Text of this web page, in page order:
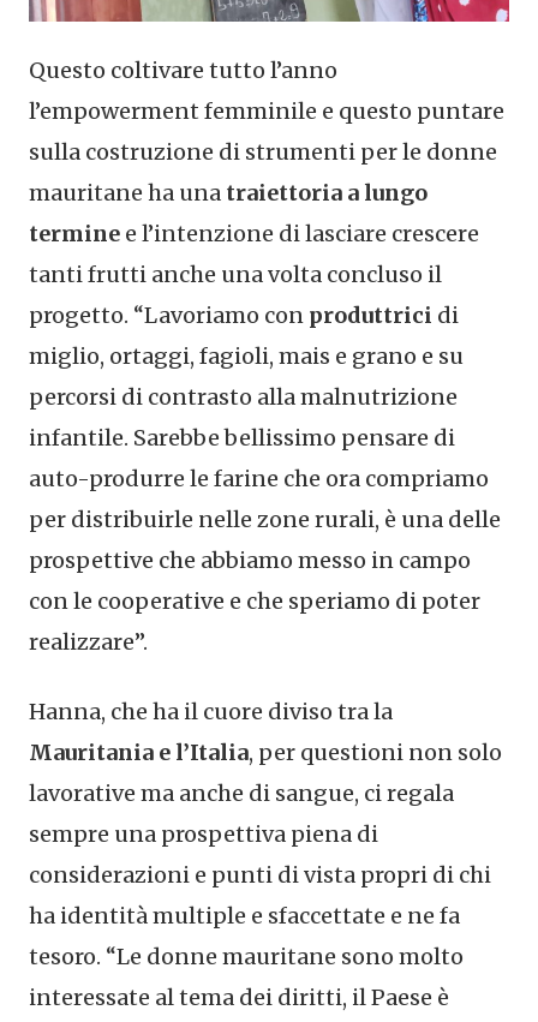
Questo coltivare tutto l’anno
l’empowerment femminile e questo puntare
sulla costruzione di strumenti per le donne
mauritane ha una traiettoria a lungo
termine e l’intenzione di lasciare crescere
tanti frutti anche una volta concluso il
progetto. “Lavoriamo con produttrici di
miglio, ortaggi, fagioli, mais e grano e su
percorsi di contrasto alla malnutrizione
infantile. Sarebbe bellissimo pensare di
auto-produrre le farine che ora compriamo
per distribuirle nelle zone rurali, è una delle
prospettive che abbiamo messo in campo
con le cooperative e che speriamo di poter
realizzare”.
Hanna, che ha il cuore diviso tra la
Mauritania e l’Italia, per questioni non solo
lavorative ma anche di sangue, ci regala
sempre una prospettiva piena di
considerazioni e punti di vista propri di chi
ha identità multiple e sfaccettate e ne fa
tesoro. “Le donne mauritane sono molto
interessate al tema dei diritti, il Paese è